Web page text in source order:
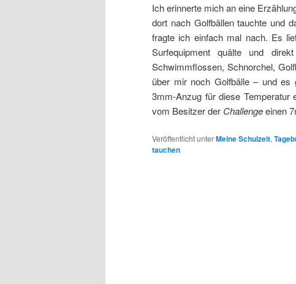
Ich erinnerte mich an eine
dort nach Golfbällen tauchte und
fragte ich einfach mal nach. Es
Surfequipment quälte und
Schwimmflossen, Schnorchel,
über mir noch Golfbälle – und es
3mm-Anzug für diese
vom Besitzer der Challengeeinen
Veröffentlicht unterMeine Schulzeit,
tauchen